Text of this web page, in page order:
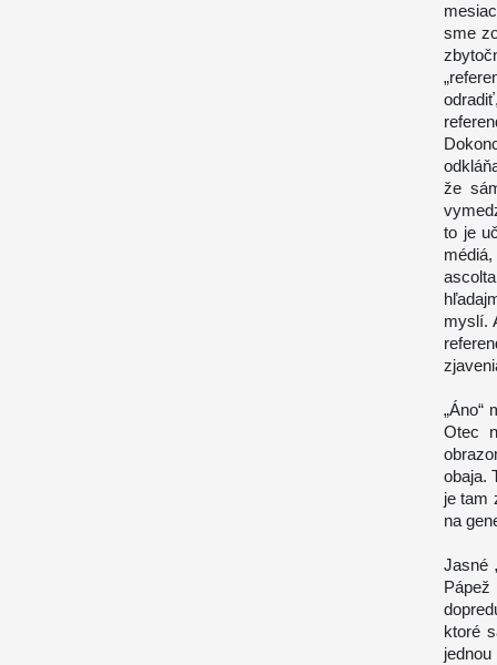
sme
že
to je
myslí.
„Áno“
Otec
obaja.
je tam
na
Jasné
Pápež
ktoré